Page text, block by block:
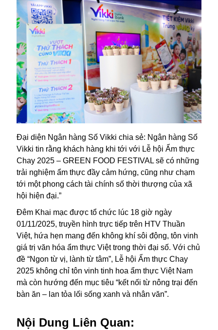
Đại diện Ngân hàng Số Vikki chia sẻ: Ngân hàng Số
Vikki tin rằng khách hàng khi tới với Lễ hội Ẩm thực
Chay 2025 – GREEN FOOD FESTIVAL sẽ có những
trải nghiệm ẩm thực đầy cảm hứng, cũng như chạm
tới một phong cách tài chính số thời thượng của xã
hội hiện đại.”
Đêm Khai mạc được tổ chức lúc 18 giờ ngày
01/11/2025, truyền hình trực tiếp trên HTV Thuần
Việt, hứa hẹn mang đến không khí sôi động, tôn vinh
giá trị văn hóa ẩm thực Việt trong thời đại số. Với chủ
đề “Ngon từ vị, lành từ tâm”, Lễ hội Ẩm thực Chay
2025 không chỉ tôn vinh tinh hoa ẩm thực Việt Nam
mà còn hướng đến mục tiêu “kết nối từ nông trại đến
bàn ăn – lan tỏa lối sống xanh và nhân văn”.
Nội Dung Liên Quan: